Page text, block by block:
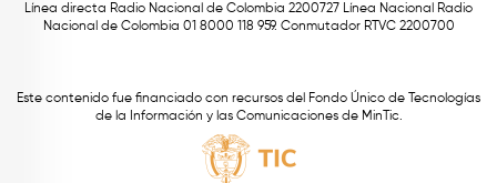
Línea directa Radio Nacional de Colombia 2200727 Línea Nacional Radio
Nacional de Colombia 01 8000 118 959. Conmutador RTVC 2200700
Este contenido fue financiado con recursos del Fondo Único de Tecnologías
de la Información y las Comunicaciones de MinTic.